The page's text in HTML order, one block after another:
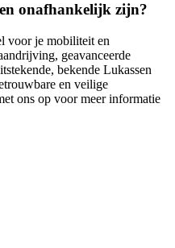
onafhankelijk zijn?
voor je mobiliteit en
geavanceerde
bekende Lukassen
en veilige
ons op voor meer informatie